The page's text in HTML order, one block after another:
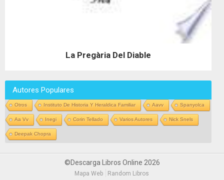
La Pregària Del Diable
Autores Populares
Otros Instituto De Historia Y Heraldica Familiar Aavv Spanyolca
Aa Vv Inegi Corin Tellado Varios Autores Nick Snels
Deepak Chopra
©Descarga Libros Online 2026
Mapa Web Random Libros